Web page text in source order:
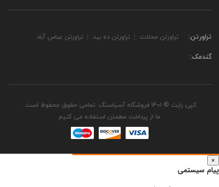
تراورتن: تراورتن محلات تراورتن ده بید تراورتن عباس آباد
گندمک:
کپی رایت © 1401 فروشگاه آسیاسنگ. تمامی حقوق محفوظ است..
ما از پرداخت مطمئن استفاده می کنیم
×
پیام سیستمی